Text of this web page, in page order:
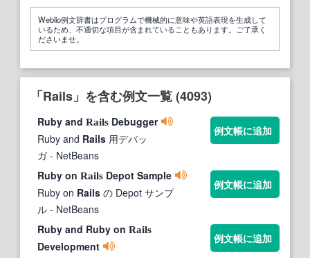
Weblio例文辞書はプログラムで機械的に意味や英語表現を生成して
いるため、不適切な項目が含まれていることもあります。ご了承く
ださいませ。
「Rails」を含む例文一覧 (4093)
Ruby and Rails Debugger
Ruby and Rails 用デバッ
ガ- NetBeans
例文帳に追加
Ruby on Rails Depot Sample
Ruby on Rails の Depot サンプ
ル - NetBeans
例文帳に追加
Ruby and Ruby on Rails
Development
例文帳に追加